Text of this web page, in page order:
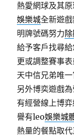
熱愛網球及其
娛樂城全新遊
明牌號碼努力
給予客戶找尋
更或調整賽事
天中信兄弟唯
另外博奕遊戲
有經營線上博
譽有leo娛樂城
熱量的餐點取